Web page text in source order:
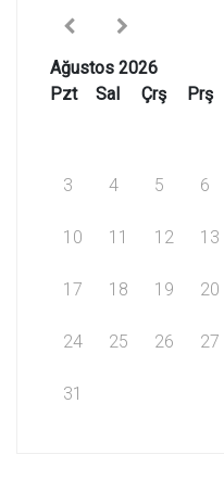
Ağustos 2026
Pzt
Sal Çrş Prş
3 4 5 6
10 11 12 13
17 18 19 20
24 25 26 27
31